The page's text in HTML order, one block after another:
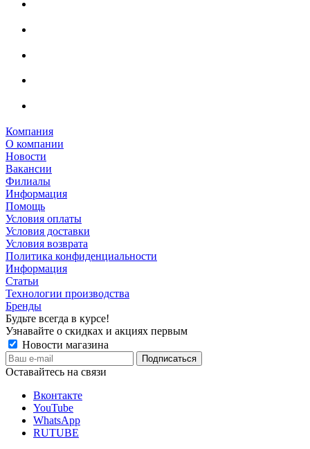
Компания
О компании
Новости
Вакансии
Филиалы
Информация
Помощь
Условия оплаты
Условия доставки
Условия возврата
Политика конфиденциальности
Информация
Статьи
Технологии производства
Бренды
Будьте всегда в курсе!
Узнавайте о скидках и акциях первым
Новости магазина
Оставайтесь на связи
Вконтакте
YouTube
WhatsApp
RUTUBE